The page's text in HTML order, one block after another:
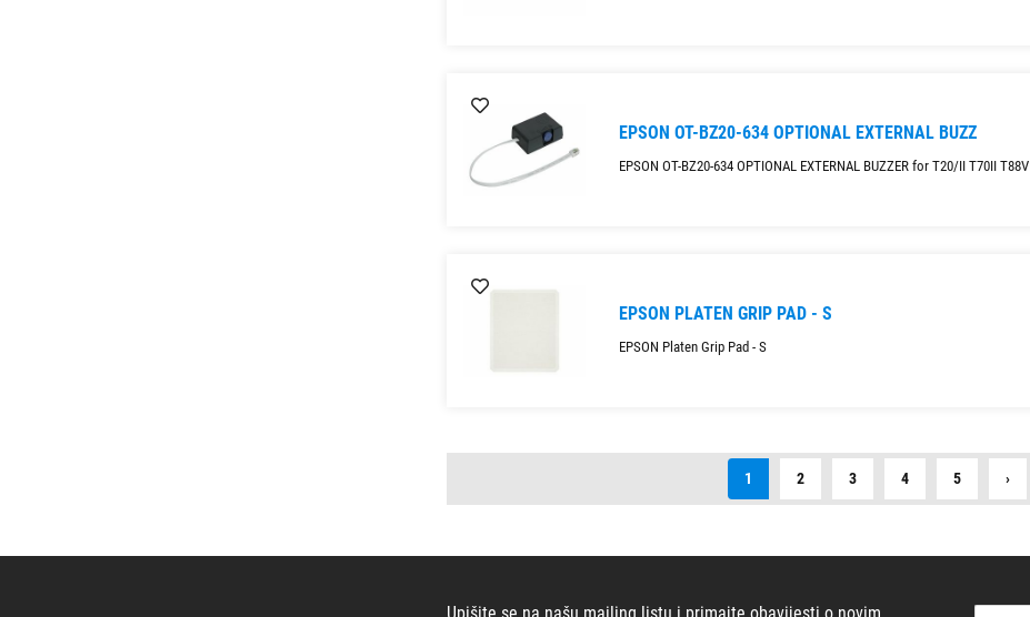
EPSON OT-BZ20-634 OPTIONAL EXTERNAL BUZZ
EPSON OT-BZ20-634 OPTIONAL EXTERNAL BUZZER for T20/II T70II T88V
EPSON PLATEN GRIP PAD - S
EPSON Platen Grip Pad - S
1 2 3 4 5 ›Next